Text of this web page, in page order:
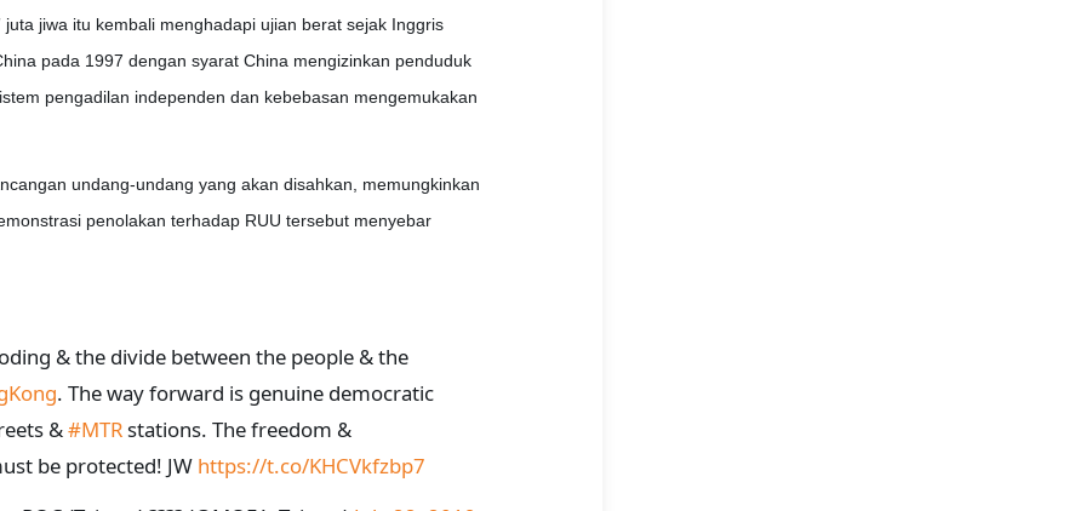
jiwa itu kembali menghadapi ujian berat sejak Inggris
pada 1997 dengan syarat China mengizinkan penduduk
pengadilan independen dan kebebasan mengemukakan
undang-undang yang akan disahkan, memungkinkan
penolakan terhadap RUU tersebut menyebar
& the divide between the people & the
. The way forward is genuine democratic
&#MTRstations. The freedom &
be protected! JW https://t.co/KHCVkfzbp7